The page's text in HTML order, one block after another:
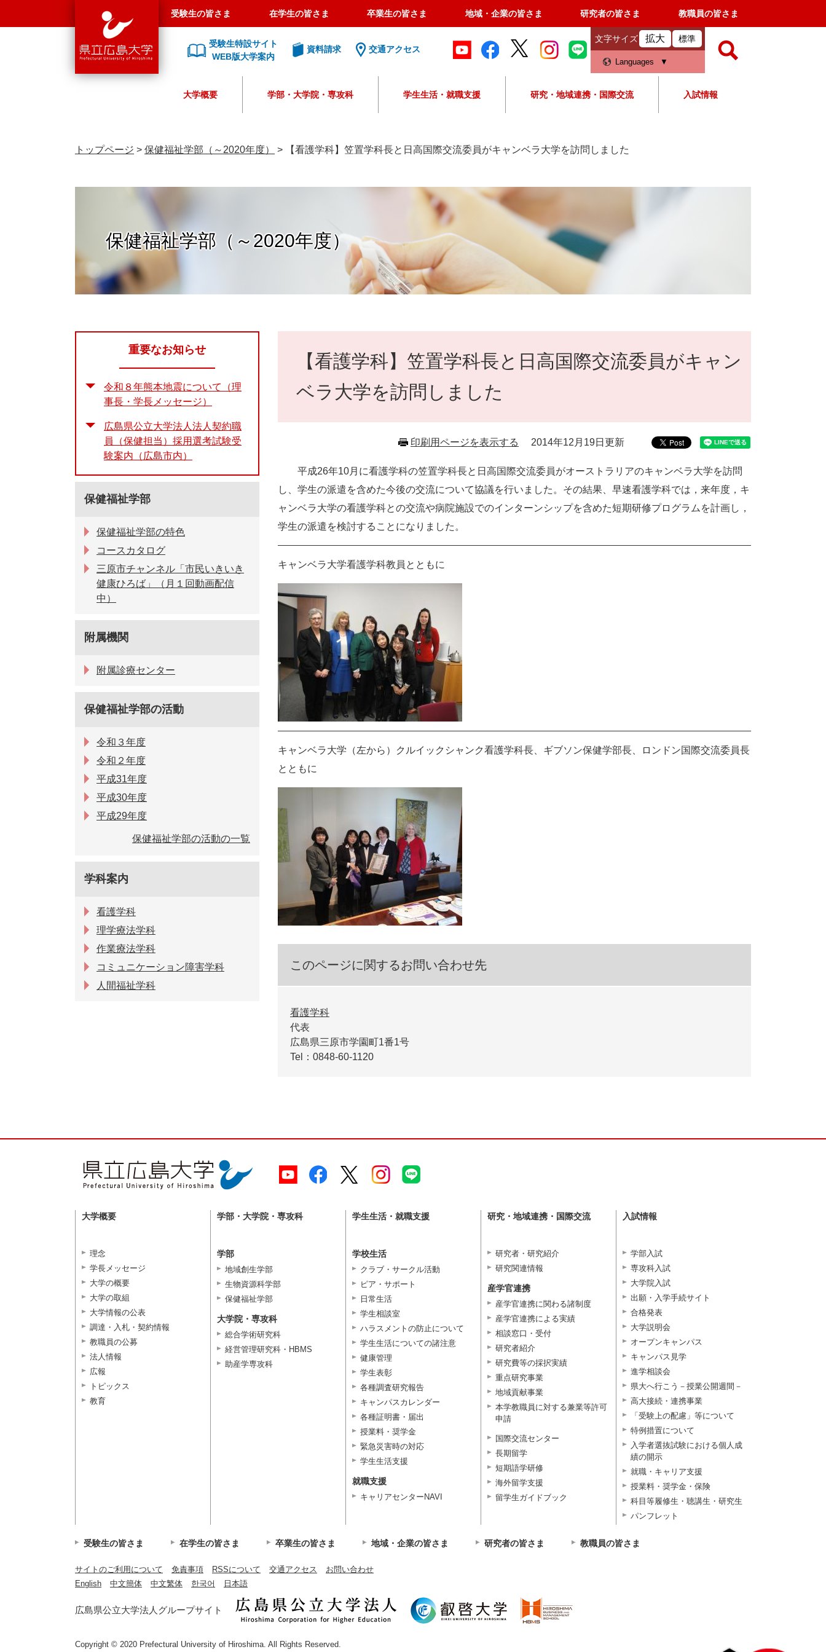
島
大
受験生の皆さま 在学生の皆さま 卒業生の皆さま 地域・企業の皆さま 研究者の皆さま 教職員の皆さま
受験生特設サイト
WEB版大学案内
資料請求 交通アクセス
文字サイズ 拡大 標準
Languages
o
e
カ
ス
タ
ム
検
大学概要 学部・大学院・専攻科 学生生活・就職支援 研究・地域連携・国際交流 入試情報
トップページ > 保健福祉学部（～2020年度） > 【看護学科】笠置学科長と日高国際交流委員がキャンベラ大学を訪問しました
保健福祉学部（～2020年度）
【看護学科】笠置学科長と日高国際交流委員がキャン
ベラ大学を訪問しました
印刷用ページを表示する 2014年12月19日更新
平成26年10月に看護学科の笠置学科長と日高国際交流委員がオーストラリアのキャンベラ大学を訪問
し、学生の派遣を含めた今後の交流について協議を行いました。その結果、早速看護学科では，来年度，キ
ャンベラ大学の看護学科との交流や病院施設でのインターンシップを含めた短期研修プログラムを計画し，
学生の派遣を検討することになりました。
キャンベラ大学看護学科教員とともに
キャンベラ大学（左から）クルイックシャンク看護学科長、ギブソン保健学部長、ロンドン国際交流委員長
とともに
このページに関するお問い合わせ先
看護学科
代表
広島県三原市学園町1番1号
Tel：0848-60-1120
重要なお知らせ
令和８年熊本地震について（理
事長・学長メッセージ）
広島県公立大学法人法人契約職
員（保健担当）採用選考試験受
験案内（広島市内）
保健福祉学部
保健福祉学部の特色
コースカタログ
三原市チャンネル「市民いきいき
健康ひろば」（月１回動画配信
中）
附属機関
附属診療センター
保健福祉学部の活動
令和３年度
令和２年度
平成31年度
平成30年度
平成29年度
保健福祉学部の活動の一覧
学科案内
看護学科
理学療法学科
作業療法学科
コミュニケーション障害学科
人間福祉学科
大学概要
理念
学長メッセージ
大学の概要
大学の取組
大学情報の公表
調達・入札・契約情報
教職員の公募
法人情報
広報
トピックス
教育
学部・大学院・専攻科
学部
地域創生学部
生物資源科学部
保健福祉学部
大学院・専攻科
総合学術研究科
経営管理研究科・HBMS
助産学専攻科
学生生活・就職支援
学校生活
クラブ・サークル活動
ピア・サポート
日常生活
学生相談室
ハラスメントの防止について
学生生活についての諸注意
健康管理
学生表彰
各種調査研究報告
キャンパスカレンダー
各種証明書・届出
授業料・奨学金
緊急災害時の対応
学生生活支援
就職支援
キャリアセンターNAVI
研究・地域連携・国際交流
研究者・研究紹介
研究関連情報
産学官連携
産学官連携に関わる諸制度
産学官連携による実績
相談窓口・受付
研究者紹介
研究費等の採択実績
重点研究事業
地域貢献事業
本学教職員に対する兼業等許可
申請
国際交流センター
長期留学
短期語学研修
海外留学支援
留学生ガイドブック
入試情報
学部入試
専攻科入試
大学院入試
出願・入学手続サイト
合格発表
大学説明会
オープンキャンパス
キャンパス見学
進学相談会
県大へ行こう－授業公開週間－
高大接続・連携事業
「受験上の配慮」等について
特例措置について
入学者選抜試験における個人成
績の開示
就職・キャリア支援
授業料・奨学金・保険
科目等履修生・聴講生・研究生
パンフレット
受験生の皆さま 在学生の皆さま 卒業生の皆さま 地域・企業の皆さま 研究者の皆さま 教職員の皆さま
サイトのご利用について 免責事項 RSSについて 交通アクセス
お問い合わせ
English
中文簡体 中文繁体 한국어 日本語
広島県公立大学法人グループサイト
Copyright © 2020 Prefectural University of Hiroshima. All Rights Reserved.